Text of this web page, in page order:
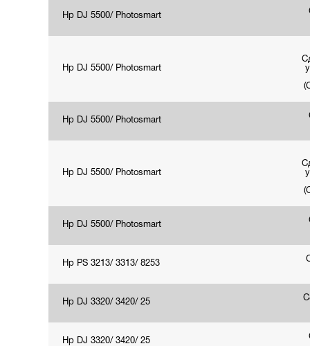
Hp DJ 5500/ Photosmart
Hp DJ 5500/ Photosmart
Hp DJ 5500/ Photosmart
Hp DJ 5500/ Photosmart
Hp DJ 5500/ Photosmart
Hp PS 3213/ 3313/ 8253
Hp DJ 3320/ 3420/ 25
Hp DJ 3320/ 3420/ 25